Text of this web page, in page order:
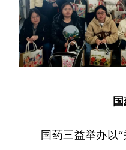
国药三益举办以